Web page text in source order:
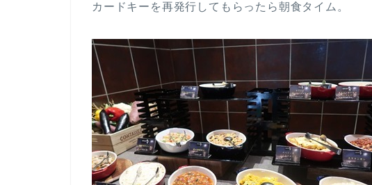
カードキーを再発行してもらったら朝食タイム。